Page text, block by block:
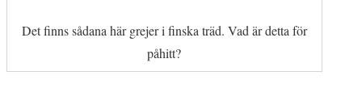
Det finns sådana här grejer i finska träd. Vad är detta för
påhitt?